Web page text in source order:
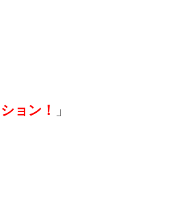
ョン！ 」